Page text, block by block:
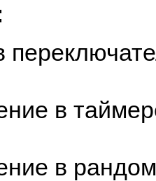
в
в